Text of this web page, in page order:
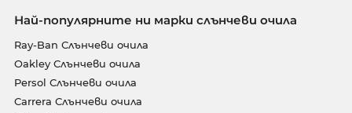
Най-популярните ни марки слънчеви очила
Ray-Ban Слънчеви очила
Oakley Слънчеви очила
Persol Слънчеви очила
Carrera Слънчеви очила